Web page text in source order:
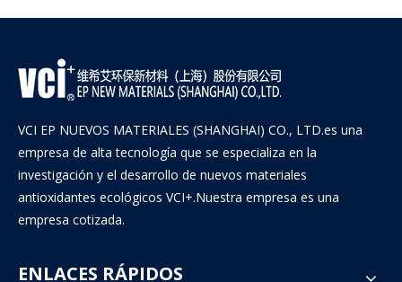
VCI EP NUEVOS MATERIALES (SHANGHAI) CO., LTD.es una
empresa de alta tecnología que se especializa en la
investigación y el desarrollo de nuevos materiales
antioxidantes ecológicos VCI+.Nuestra empresa es una
empresa cotizada.
ENLACES RÁPIDOS